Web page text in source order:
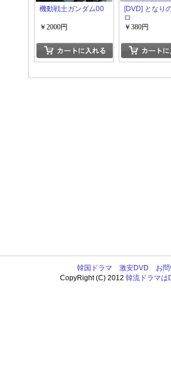
機動戦士ガンダム00
￥2000円
[DVD] となり
ロ
￥380円
韓国ドラマ 激安DVD
お
CopyRight (C) 2012韓流ドラマは